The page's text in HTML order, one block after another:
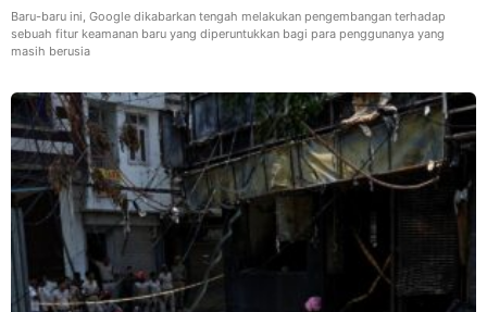
Baru-baru ini, Google dikabarkan tengah melakukan pengembangan terhadap
sebuah fitur keamanan baru yang diperuntukkan bagi para penggunanya yang
masih berusia